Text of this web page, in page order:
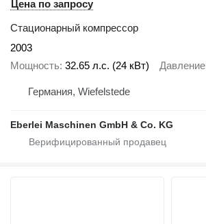
Цена по запросу
Стационарный компрессор
2003
Мощность 32.65 л.с. (24 кВт) Давление
Германия, Wiefelstede
Eberlei Maschinen GmbH & Co. KG